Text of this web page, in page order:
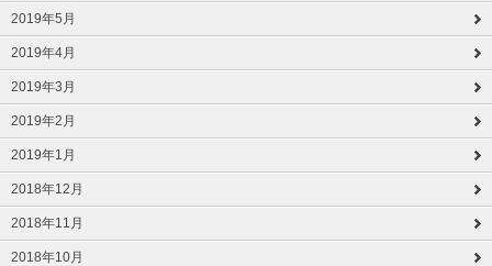
2019年5月
2019年4月
2019年3月
2019年2月
2019年1月
2018年12月
2018年11月
2018年10月